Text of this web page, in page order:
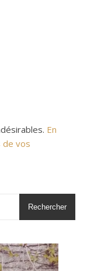
En
de vos
Rechercher